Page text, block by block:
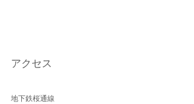
アクセス
地下鉄桜通線